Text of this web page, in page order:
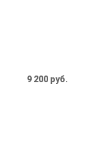
9 200 руб.